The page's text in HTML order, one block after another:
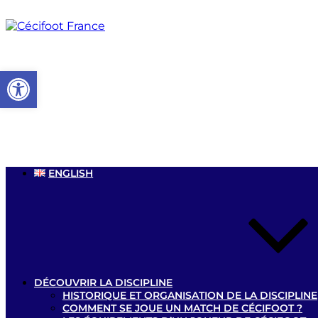
au
ENGLISH
DÉCOUVRIR LA DISCIPLINE
HISTORIQUE ET ORGANISATION DE LA DISCIPLINE
COMMENT SE JOUE UN MATCH DE CÉCIFOOT ?
Ouvrir la barre d’outils